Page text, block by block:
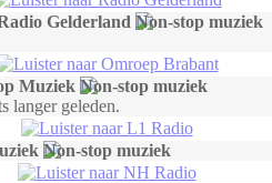
Gelderland
Muziek
langer geleden.